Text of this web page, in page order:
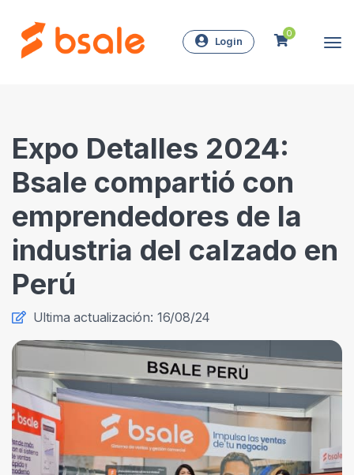
Login
0
Expo Detalles 2024:
Bsale compartió con
emprendedores de la
industria del calzado en
Perú
Ultima actualización: 16/08/24